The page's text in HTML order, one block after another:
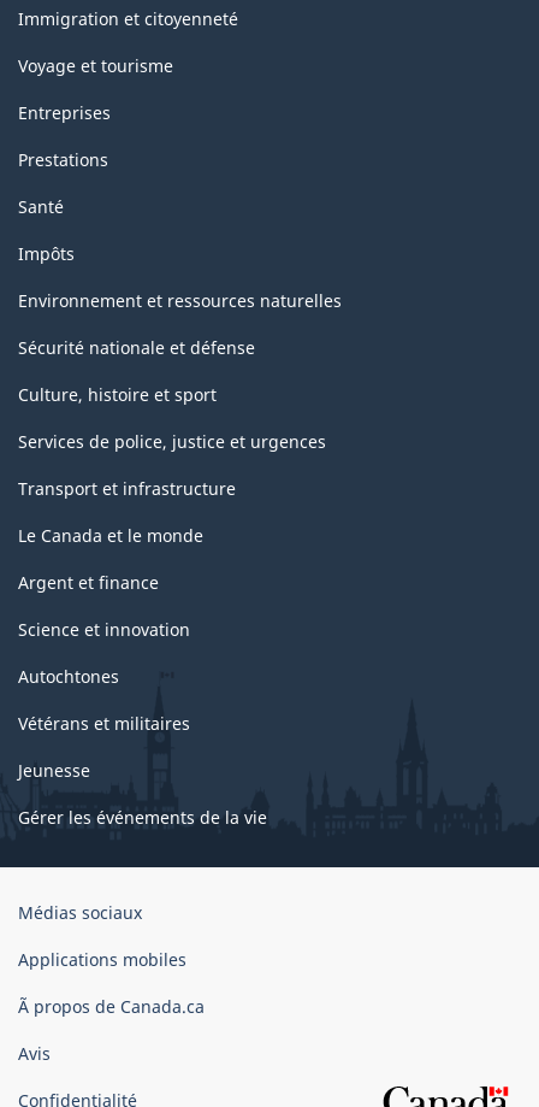
sujets
Immigration et citoyenneté
Voyage et tourisme
Entreprises
Prestations
Santé
Impôts
Environnement et ressources naturelles
Sécurité nationale et défense
Culture, histoire et sport
Services de police, justice et urgences
Transport et infrastructure
Le Canada et le monde
Argent et finance
Science et innovation
Autochtones
Vétérans et militaires
Jeunesse
Gérer les événements de la vie
Organisation
gouvernement
Canada
Médias sociaux
Applications mobiles
Ã propos de Canada.ca
Avis
Confidentialité